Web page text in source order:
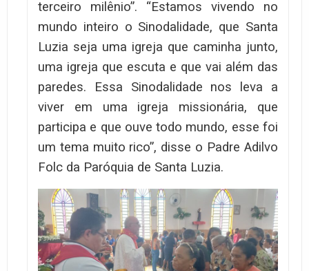
terceiro milênio”. “Estamos vivendo no
mundo inteiro o Sinodalidade, que Santa
Luzia seja uma igreja que caminha junto,
uma igreja que escuta e que vai além das
paredes. Essa Sinodalidade nos leva a
viver em uma igreja missionária, que
participa e que ouve todo mundo, esse foi
um tema muito rico”, disse o Padre Adilvo
Folc da Paróquia de Santa Luzia.